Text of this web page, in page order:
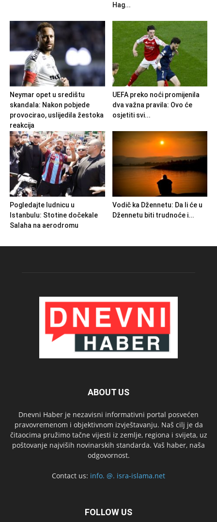
Hag...
Neymar opet u središtu
skandala: Nakon pobjede
provocirao, uslijedila žestoka
reakcija
UEFA preko noći promijenila
dva važna pravila: Ovo će
osjetiti svi...
Pogledajte ludnicu u
Istanbulu: Stotine dočekale
Salaha na aerodromu
Vodič ka Džennetu: Da li će u
Džennetu biti trudnoće i...
ABOUT US
Dnevni Haber je nezavisni informativni portal posvećen
pravovremenom i objektivnom izvještavanju. Naš cilj je da
čitaocima pružimo tačne vijesti iz zemlje, regiona i svijeta, uz
poštovanje najviših novinarskih standarda. Vaš haber, naša
odgovornost.
Contact us: info. @. isra-islama.net
FOLLOW US